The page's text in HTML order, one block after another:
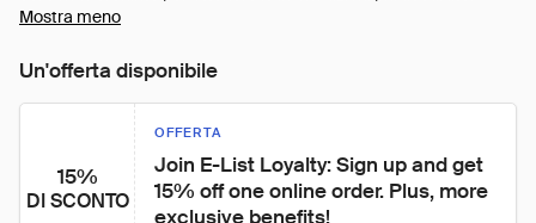
Mostra meno
Un'offerta disponibile
15%
DI SCONTO
OFFERTA
Join E-List Loyalty: Sign up and get
15% off one online order. Plus, more
exclusive benefits!